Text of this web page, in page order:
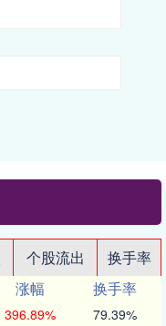
个股流出
换手率
涨幅
换手率
396.89% 79.39%